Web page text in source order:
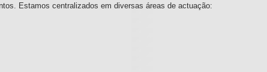
Estamos centralizados em diversas áreas de actuação: